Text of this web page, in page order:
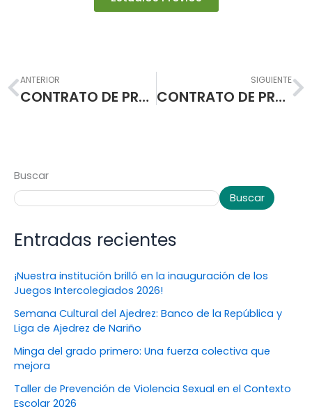
Prev
ANTERIOR
CONTRATO DE PRESTACIÓN DE SERVICIOS PROFESIONALES
SIGUIENTE
CONTRATO DE PRESTACIÓN DE SERVICIOS PROFESIONALES
Buscar
Buscar
Entradas recientes
¡Nuestra institución brilló en la inauguración de los
Juegos Intercolegiados 2026!
Semana Cultural del Ajedrez: Banco de la República y
Liga de Ajedrez de Nariño
Minga del grado primero: Una fuerza colectiva que
mejora
Taller de Prevención de Violencia Sexual en el Contexto
Escolar 2026